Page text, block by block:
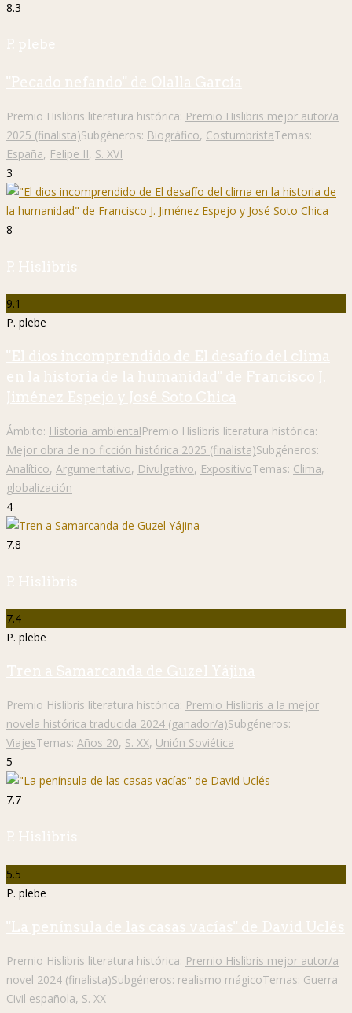
8.3
P. plebe
"Pecado nefando" de Olalla García
Premio Hislibris literatura histórica: Premio Hislibris mejor autor/a
2025 (finalista)Subgéneros: Biográfico, CostumbristaTemas:
España, Felipe II, S. XVI
3
8
P. Hislibris
9.1
P. plebe
"El dios incomprendido de El desafío del clima
en la historia de la humanidad" de Francisco J.
Jiménez Espejo y José Soto Chica
Ámbito: Historia ambientalPremio Hislibris literatura histórica:
Mejor obra de no ficción histórica 2025 (finalista)Subgéneros:
Analítico, Argumentativo, Divulgativo, ExpositivoTemas: Clima,
globalización
4
7.8
P. Hislibris
7.4
P. plebe
Tren a Samarcanda de Guzel Yájina
Premio Hislibris literatura histórica: Premio Hislibris a la mejor
novela histórica traducida 2024 (ganador/a)Subgéneros:
ViajesTemas: Años 20, S. XX, Unión Soviética
5
7.7
P. Hislibris
5.5
P. plebe
"La península de las casas vacías" de David Uclés
Premio Hislibris literatura histórica: Premio Hislibris mejor autor/a
novel 2024 (finalista)Subgéneros: realismo mágicoTemas: Guerra
Civil española, S. XX